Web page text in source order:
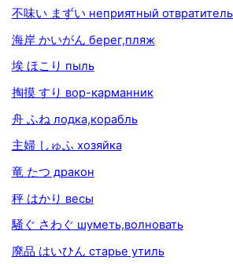
不味い まずい неприятный
海岸 かいがん берег,пляж
埃 ほこり пыль
掏摸 すり вор-карманник
舟 ふね лодка,корабль
主婦 しゅふ хозяйка
竜 たつ дракон
秤 はかり весы
騒ぐ さわぐ шуметь,волновать
廃品 はいひん старье утиль